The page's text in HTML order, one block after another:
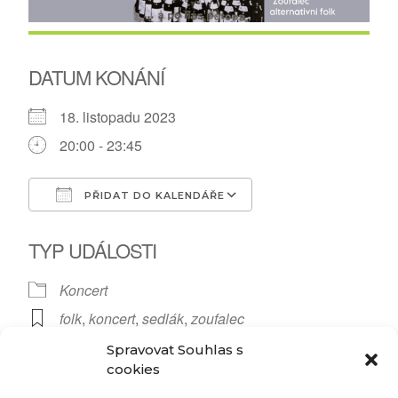
Spravovat Souhlas s
cookies
DATUM KONÁNÍ
18. listopadu 2023
20:00 - 23:45
PŘIDAT DO KALENDÁŘE
TYP UDÁLOSTI
Koncert
folk, koncert, sedlák,zoufalec